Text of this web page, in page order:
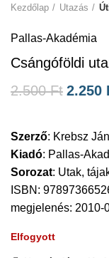
Kezdőlap Utazás
Pallas-Akadémia
Csángóföldi
2.500Ft 2.250
Szerző: Krebsz
Kiadó: Pallas-
Sorozat: Utak,
ISBN:
megjelenés: 2010-
Elfogyott